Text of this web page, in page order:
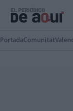
PortadaComunitat